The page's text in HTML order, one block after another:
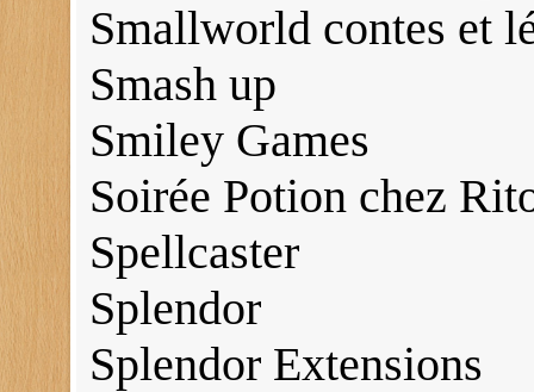
Smallworld contes et
Smash up
Smiley Games
Soirée Potion chez
Spellcaster
Splendor
Splendor Extensions